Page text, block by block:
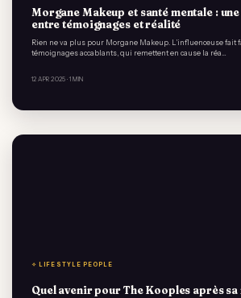
Morgane Makeup et santé mentale :
entre témoignages et réalité
Rien ne va plus pour Morgane Makeup. L’influenceuse fait
témoignages accablants, qui remettent en cause la réa…
12 APR 2025 · 1 MIN
✧ LIFESTYLE PEOPLE
Quel avenir pour The Kooples après sa